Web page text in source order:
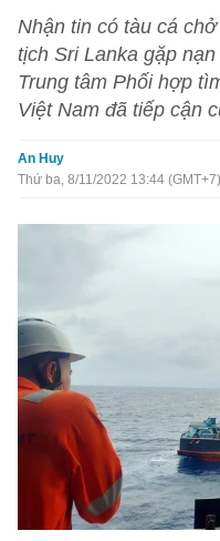
Nhận tin có tàu cá
tịch Sri Lanka gặp
Trung tâm Phối hợp
Việt Nam đã tiếp cận
An Huy
Thứ ba, 8/11/2022 13:44 (GMT+7)